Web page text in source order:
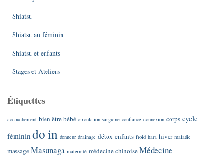
Shiatsu
Shiatsu au féminin
Shiatsu et enfants
Stages et Ateliers
Étiquettes
accouchement bien être bébé circulation sanguine confiance connexion corps cycle
féminin do in donneur drainage détox enfants froid hara hiver maladie
massage Masunaga maternité médecine chinoise Médecine